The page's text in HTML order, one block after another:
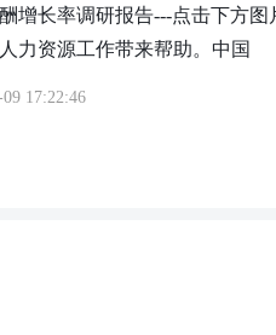
增长率调研报告---点击下方
力资源工作带来帮助。中国
09 17:22:46